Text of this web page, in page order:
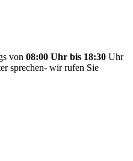
von 08:00 Uhr bis 18:30 Uhr
sprechen- wir rufen Sie